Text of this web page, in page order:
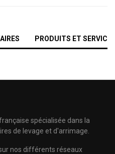
PRODUITS ET
spécialisée dans la
de levage et d'arrimage.
nos différents réseaux